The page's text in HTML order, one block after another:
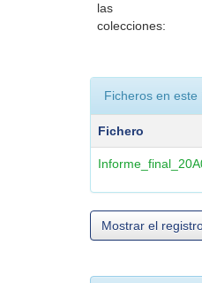
las
colecciones:
Ficheros en este
Fichero
Mostrar el